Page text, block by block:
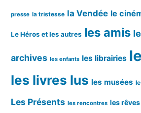
presse la tristesse la Vendée le
Le Héros et les autres les amis
archives les enfants les librairies
les livres lus les musées
Les Présents les rencontres les rêves